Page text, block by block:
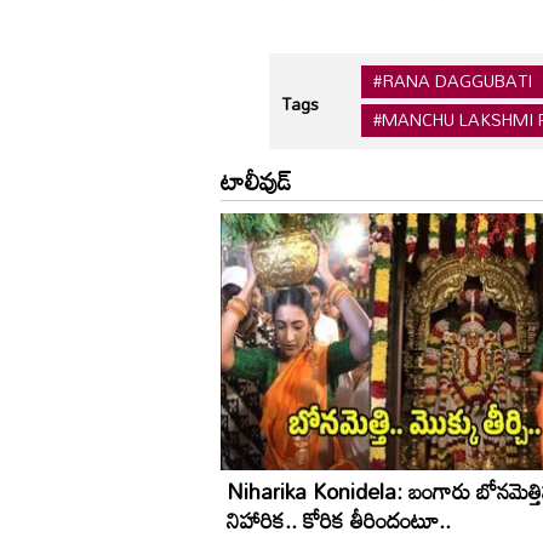
Tags
#RANA DAGGUBATI
#MANCHU LAKSHMI
టాలీవుడ్
Niharika Konidela: బంగారు
నిహారిక.. కోరిక తీరిందంటూ..